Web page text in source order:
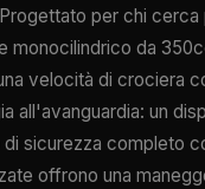
per chi
monocilindrico da
velocità di crociera
all'avanguardia: un
sicurezza completo
offrono una